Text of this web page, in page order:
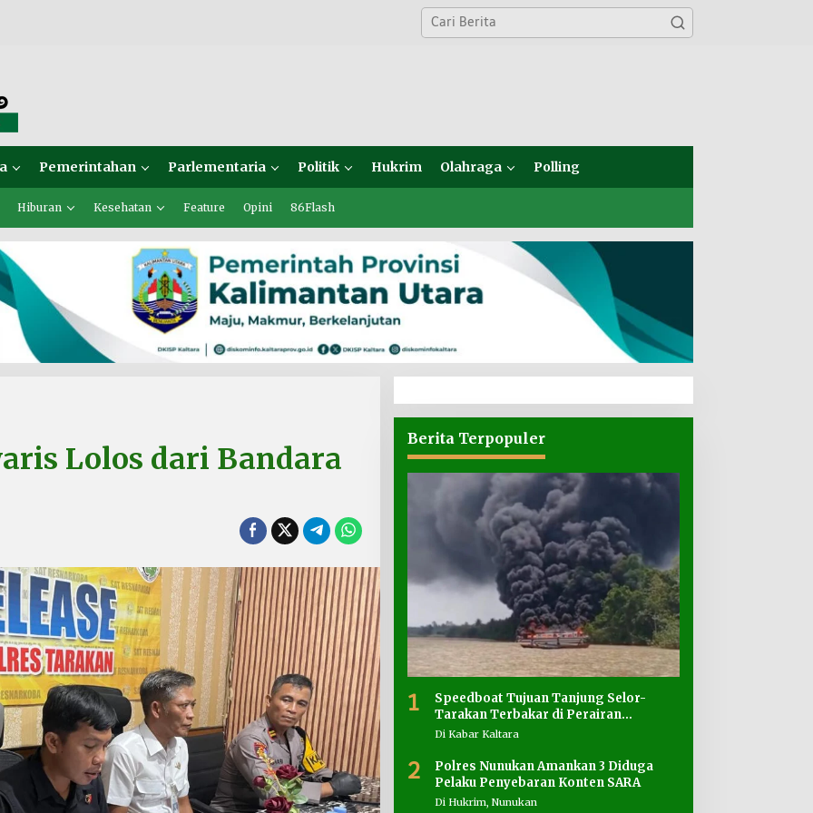
Pemerintahan Parlementaria Politik Hukrim Olahraga Polling
Hiburan Kesehatan Feature Opini 86Flash
Lolos dari Bandara
Berita Terpopuler
1
Speedboat Tujuan Tanjung Selor-
Tarakan Terbakar di Perairan
Salimbatu
Di Kabar Kaltara
2
Polres Nunukan Amankan 3 Diduga
Pelaku Penyebaran Konten SARA
Di Hukrim, Nunukan